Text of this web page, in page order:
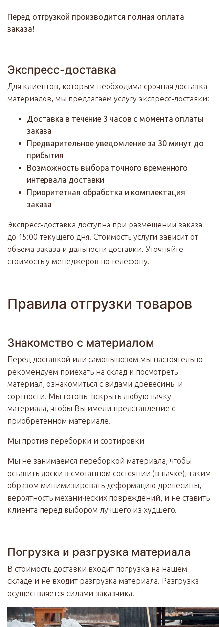
Перед отгрузкой производится полная оплата
заказа!
Экспресс-доставка
Для клиентов, которым необходима срочная доставка
материалов, мы предлагаем услугу экспресс-доставки:
Доставка в течение 3 часов с момента оплаты
заказа
Предварительное уведомление за 30 минут до
прибытия
Возможность выбора точного временного
интервала доставки
Приоритетная обработка и комплектация
заказа
Экспресс-доставка доступна при размещении заказа
до 15:00 текущего дня. Стоимость услуги зависит от
объема заказа и дальности доставки. Уточняйте
стоимость у менеджеров по телефону.
Правила отгрузки товаров
Знакомство с материалом
Перед доставкой или самовывозом мы настоятельно
рекомендуем приехать на склад и посмотреть
материал, ознакомиться с видами древесины и
сортности. Мы готовы вскрыть любую пачку
материала, чтобы Вы имели представление о
приобретенном материале.
Мы против переборки и сортировки
Мы не занимаемся переборкой материала, чтобы
оставить доски в смотанном состоянии (в пачке), таким
образом минимизировать деформацию древесины,
вероятность механических повреждений, и не ставить
клиента перед выбором лучшего из худшего.
Погрузка и разгрузка материала
В стоимость доставки входит погрузка на нашем
складе и не входит разгрузка материала. Разгрузка
осуществляется силами заказчика.